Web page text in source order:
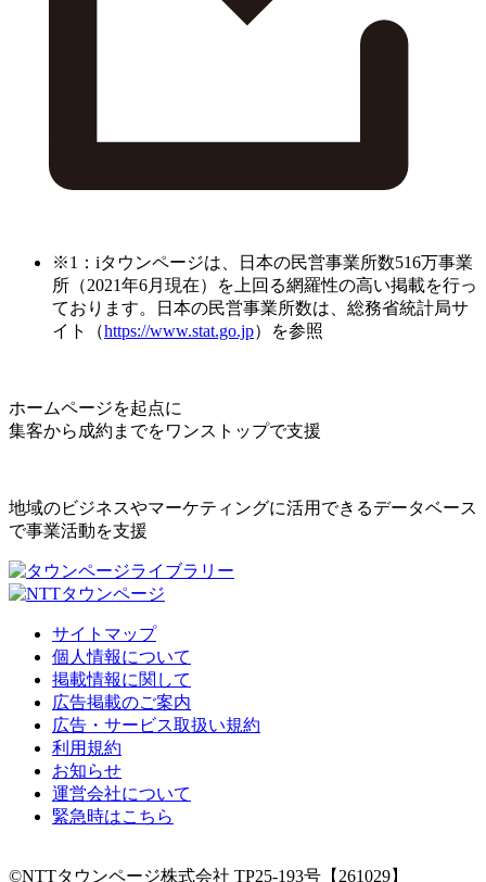
※1：iタウンページは、日本の民営事業所数516万事業
所（2021年6月現在）を上回る網羅性の高い掲載を行っ
ております。日本の民営事業所数は、総務省統計局サ
イト（https://www.stat.go.jp）を参照
ホームページを起点に
集客から成約までをワンストップで支援
地域のビジネスやマーケティングに活用できるデータベース
で事業活動を支援
サイトマップ
個人情報について
掲載情報に関して
広告掲載のご案内
広告・サービス取扱い規約
利用規約
お知らせ
運営会社について
緊急時はこちら
©NTTタウンページ株式会社 TP25-193号【261029】